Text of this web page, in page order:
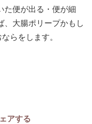
た便が出る・便が細
、大腸ポリープかもし
らをします。
アする